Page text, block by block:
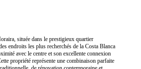
située dans le prestigieux quartier
endroits les plus recherchés de la Costa Blanca
avec le centre et son excellente connexion
propriété représente une combinaison parfaite